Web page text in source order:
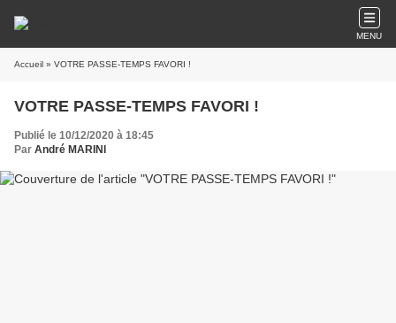
MENU
Accueil » VOTRE PASSE-TEMPS FAVORI !
VOTRE PASSE-TEMPS FAVORI !
Publié le 10/12/2020 à 18:45
Par André MARINI